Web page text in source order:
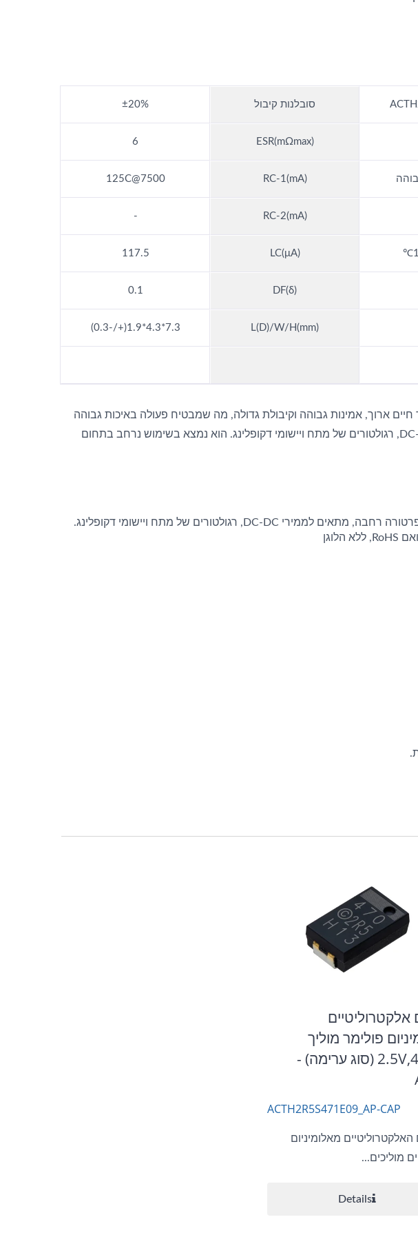
סובלנות קיבול ±20%
ESR(mΩmax)
6
RC-1(mA)
7500@125C
RC-2(mA)
-
LC(μA)
117.5
DF(δ)
0.1
L(D)/W/H(mm)
7.3*4.3*1.9(+/-0.3)
חיים ארוך, אמינות גבוהה וקיבולת גדולה, מה שמבטיח פעולה באיכות גבוהה
תוך הפחתת צריכת האנרגיה. הוא אידיאלי לממירי DC-DC, רגולטורים של מתח ויישומי דקופלינג. הוא נמצא בשימוש נרחב בתחום
ESR נמוך, הרכבה על פני השטח, גובה מופחת, טמפרטורה רחבה, מתאים לממירי DC-DC, רגולטורים של מתח ויישומי דקופלינג.
אלקטרוליטיים
פולימר מוליך
2.5V,470μF (סוג ערימה) -
ACTH2R5S471E09_AP-CAP
מאלומיניום
מוליכים...
Details